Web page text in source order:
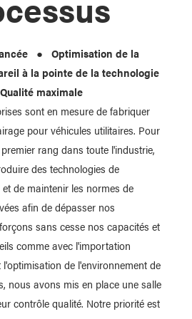
● Optimisation de la
à la pointe de la technologie
maximale
sont en mesure de fabriquer
pour véhicules utilitaires. Pour
rang dans toute l'industrie,
des technologies de
de maintenir les normes de
afin de dépasser nos
sans cesse nos capacités et
comme avec l'importation
l'optimisation de l'environnement de
nous avons mis en place une salle
contrôle qualité. Notre priorité est